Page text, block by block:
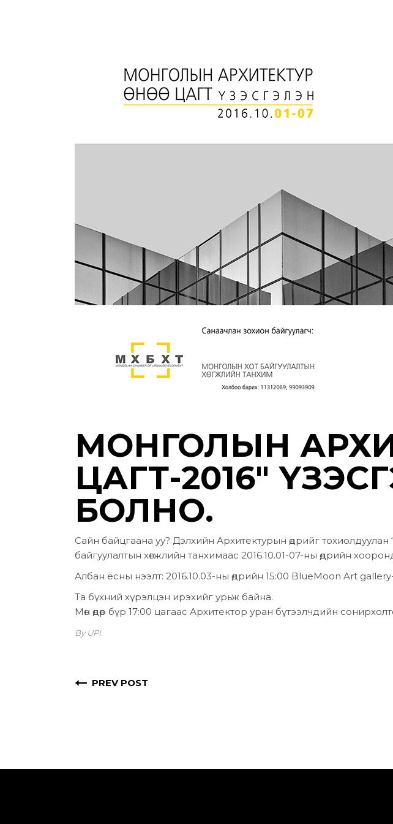
МОНГОЛЫН
ЦАГТ-2016″
БОЛНО.
Сайн байцгаана уу? Дэлхийн Архитектурын өдрийг тохиолдуулан
байгуулалтын хөгжлийн танхимаас 2016.10.01-07-ны өдрийн
Албан ёсны нээлт: 2016.10.03-ны өдрийн 15:00 BlueMoon Art
Та бүхний хүрэлцэн ирэхийг урьж байна.
Мөн өдөр бүр 17:00 цагаас Архитектор уран бүтээлчдийн
By UPI
PREV POST